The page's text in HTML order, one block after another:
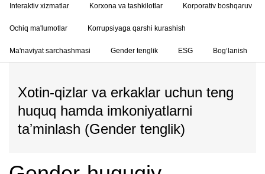
Interaktiv xizmatlar Korxona va tashkilotlar Korporativ boshqaruv
Ochiq ma'lumotlar Korrupsiyaga qarshi kurashish
Ma'naviyat sarchashmasi Gender tenglik ESG Bog‘lanish
Xotin-qizlar va erkaklar uchun teng
huquq hamda imkoniyatlarni
taʼminlash (Gender tenglik)